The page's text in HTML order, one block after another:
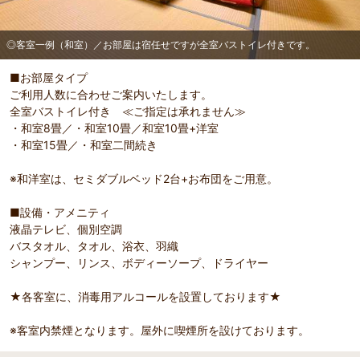
◎客室一例（和室）／お部屋は宿任せですが全室バストイレ付きです。
■お部屋タイプ
ご利用人数に合わせご案内いたします。
全室バストイレ付き ≪ご指定は承れません≫
・和室8畳／・和室10畳／和室10畳+洋室
・和室15畳／・和室二間続き
※和洋室は、セミダブルベッド2台+お布団をご用意。
■設備・アメニティ
液晶テレビ、個別空調
バスタオル、タオル、浴衣、羽織
シャンプー、リンス、ボディーソープ、ドライヤー
★各客室に、消毒用アルコールを設置しております★
※客室内禁煙となります。屋外に喫煙所を設けております。
部屋詳細
◎客室一例（和室）／お部屋は宿任せですが全室バスト
イレ付きです。